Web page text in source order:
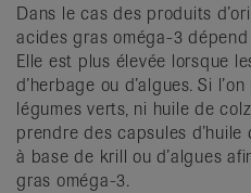
Dans le cas des produits
acides gras oméga-3
Elle est plus élevée lorsque
d’herbage ou d’algues. Si
légumes verts, ni huile de
prendre des capsules
à base de krill ou d’algues
gras oméga-3.